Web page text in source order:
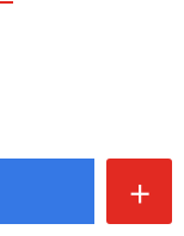
+